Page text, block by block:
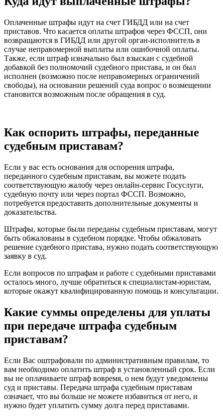
Оплаченные штрафы идут на счет ГИБДД или на счет
приставов. Что касается оплаты штрафов через ФССП, они
возвращаются в ГИБДД или другой орган-исполнитель в
случае неправомерной выплаты или ошибочной оплаты.
Также, если штраф изначально был взыскан с судебной
добавкой без полномочий судебного пристава, и он был
исполнен (возможно после неправомерных ограничений
свободы), на основании решений суда вопрос о возмещении
становится возможным после обращения в суд.
Как оспорить штрафы, переданные
судебным приставам?
Если у вас есть основания для оспорения штрафа,
переданного судебным приставам, вы можете подать
соответствующую жалобу через онлайн-сервис Госуслуги,
судебную почту или через портал ФССП. Возможно,
потребуется предоставить дополнительные документы и
доказательства.
Штрафы, которые были переданы судебным приставам, могут
быть обжалованы в судебном порядке. Чтобы обжаловать
решение судебного пристава, нужно подать соответствующую
заявку в суд.
Если вопросов по штрафам и работе с судебными приставами
осталось много, лучше обратиться к специалистам-юристам,
которые окажут квалифицированную помощь и консультации.
Какие суммы определены для уплаты
при передаче штрафа судебным
приставам?
Если Вас оштрафовали по административным правилам, то
вам необходимо оплатить штраф в установленный срок. Если
вы не оплачиваете штраф вовремя, о нем будут уведомлены
суд и приставы. Передача штрафа судебным приставам
означает, что вы больше не можете избавиться от него, и
нужно будет уплатить сумму долга перед приставами.